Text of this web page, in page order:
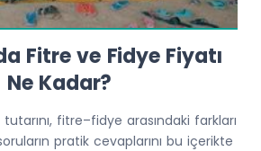
Külliye Projesi
Fitre ve Fidye Fiyatı
Ne Kadar?
fitre–fidye arasındaki farkları
pratik cevaplarını bu içerikte